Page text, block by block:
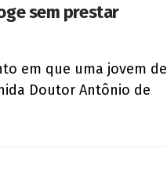
sem prestar
em que uma jovem de
Doutor Antônio de